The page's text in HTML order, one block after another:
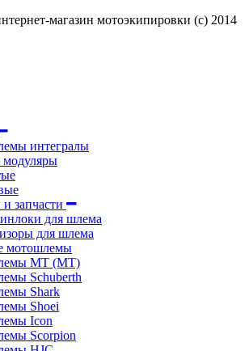
магазин мотоэкипировки (c) 2014
интегралы
запчасти
для шлема
для шлема
мотошлемы
MT (МТ)
Schuberth
Shark
Shoei
Icon
Scorpion